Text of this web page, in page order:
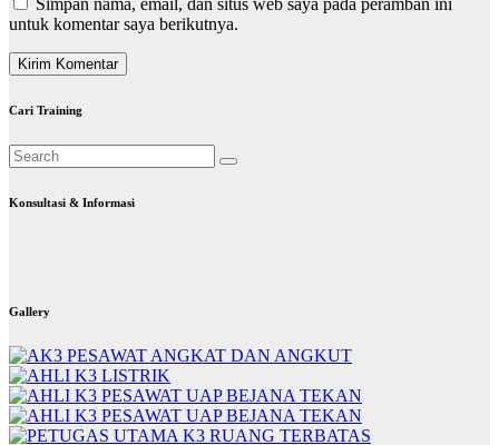
Simpan nama, email, dan situs web saya pada peramban ini
untuk komentar saya berikutnya.
Cari Training
Konsultasi & Informasi
Gallery